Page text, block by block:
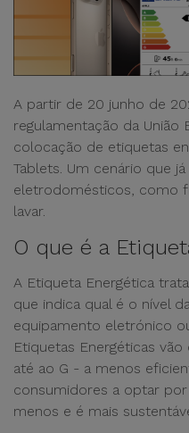
A partir de 20 junho de
regulamentação da União
colocação de etiquetas
Tablets. Um cenário que
eletrodomésticos, como
lavar.
O que é a
A Etiqueta Energética
que indica qual é o nível
equipamento eletrónico
Etiquetas Energéticas
até ao G - a menos
consumidores a optar
menos e é mais